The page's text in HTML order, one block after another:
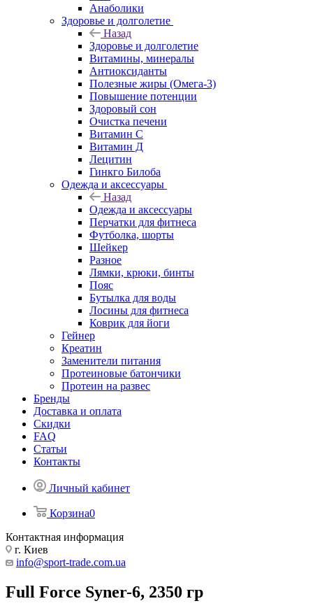
Анаболики
Здоровье и долголетие
Назад
Здоровье и долголетие
Витамины, минералы
Антиоксиданты
Полезные жиры (Омега-3)
Повышение потенции
Здоровый сон
Очистка печени
Витамин С
Витамин Д
Лецитин
Гинкго Билоба
Одежда и аксессуары
Назад
Одежда и аксессуары
Перчатки для фитнеса
Футболка, шорты
Шейкер
Разное
Лямки, крюки, бинты
Пояс
Бутылка для воды
Лосины для фитнеса
Коврик для йоги
Гейнер
Креатин
Заменители питания
Протеиновые батончики
Протеин на развес
Бренды
Доставка и оплата
Скидки
FAQ
Статьи
Контакты
Личный кабинет
Корзина0
Контактная информация
г. Киев
info@sport-trade.com.ua
Full Force Syner-6, 2350 гр